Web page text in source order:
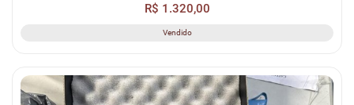
R$ 1.320,00
Vendido